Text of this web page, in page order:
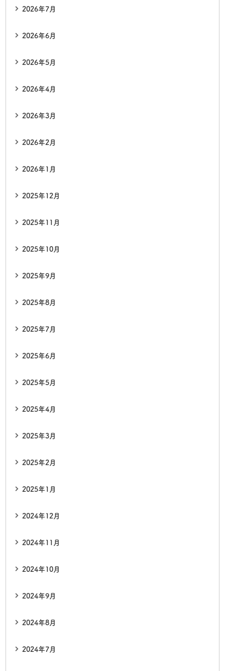
2026年7月
2026年6月
2026年5月
2026年4月
2026年3月
2026年2月
2026年1月
2025年12月
2025年11月
2025年10月
2025年9月
2025年8月
2025年7月
2025年6月
2025年5月
2025年4月
2025年3月
2025年2月
2025年1月
2024年12月
2024年11月
2024年10月
2024年9月
2024年8月
2024年7月